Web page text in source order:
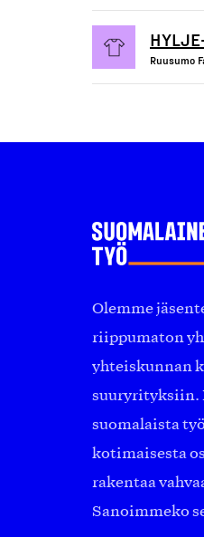
Ruusumo
Olemme
riippumaton
yhteiskunnan
suuryrityksiin.
suomalaista
kotimaisesta
rakentaa
Sanoimmeko